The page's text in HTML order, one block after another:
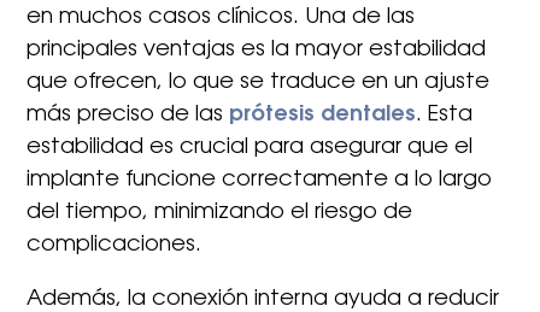
en muchos casos clínicos. Una de las
principales ventajas es la mayor estabilidad
que ofrecen, lo que se traduce en un ajuste
más preciso de las prótesis dentales. Esta
estabilidad es crucial para asegurar que el
implante funcione correctamente a lo largo
del tiempo, minimizando el riesgo de
complicaciones.
Además, la conexión interna ayuda a reducir